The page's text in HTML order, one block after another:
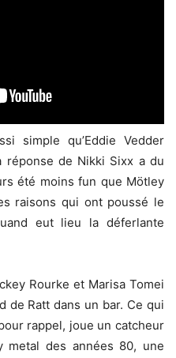
simple qu’Eddie Vedder
réponse de Nikki Sixx a du
été moins fun que Mötley
raisons qui ont poussé le
eut lieu la déferlante
Rourke et Marisa Tomei
de Ratt dans un bar. Ce qui
rappel, joue un catcheur
metal des années 80, une